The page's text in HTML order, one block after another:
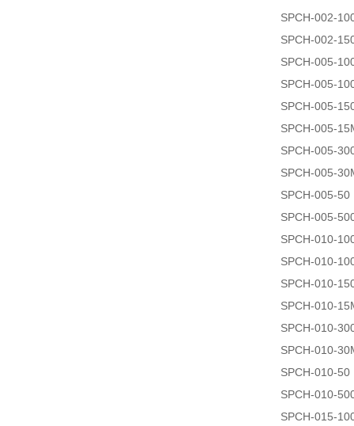
SPCH-002-
SPCH-002-
SPCH-005-
SPCH-005-
SPCH-005-
SPCH-005-
SPCH-005-
SPCH-005-
SPCH-005-50
SPCH-005-
SPCH-010-
SPCH-010-
SPCH-010-
SPCH-010-
SPCH-010-
SPCH-010-
SPCH-010-50
SPCH-010-
SPCH-015-